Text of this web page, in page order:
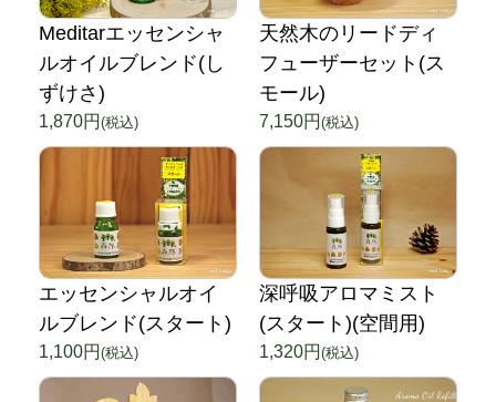
Meditarエッセンシャ
ルオイルブレンド(し
ずけさ)
1,870円 (税込)
天然木のリードディ
フューザーセット(ス
モール)
7,150円 (税込)
エッセンシャルオイ
ルブレンド(スタート)
1,100円 (税込)
深呼吸アロマミスト
(スタート)(空間用)
1,320円 (税込)